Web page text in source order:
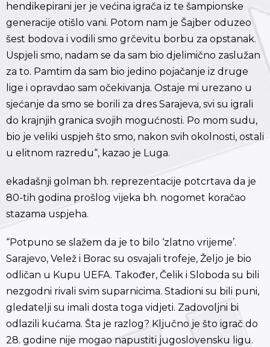
hendikepirani jer je većina igrača iz te šampionske
generacije otišlo vani. Potom nam je Šajber oduzeo
šest bodova i vodili smo grčevitu borbu za opstanak.
Uspjeli smo, nadam se da sam bio djelimično zaslužan
za to. Pamtim da sam bio jedino pojačanje iz druge
lige i opravdao sam očekivanja. Ostaje mi urezano u
sjećanje da smo se borili za dres Sarajeva, svi su igrali
do krajnjih granica svojih mogućnosti. Po mom sudu,
bio je veliki uspjeh što smo, nakon svih okolnosti, ostali
u elitnom razredu“, kazao je Luga.
ekadašnji golman bh. reprezentacije potcrtava da je
80-tih godina prošlog vijeka bh. nogomet koračao
stazama uspjeha.
“Potpuno se slažem da je to bilo ‘zlatno vrijeme’.
Sarajevo, Velež i Borac su osvajali trofeje, Željo je bio
odličan u Kupu UEFA. Također, Čelik i Sloboda su bili
nezgodni rivali svim suparnicima. Stadioni su bili puni,
gledatelji su imali dosta toga vidjeti. Zadovoljni bi
odlazili kućama. Šta je razlog? Ključno je što igrač do
28. godine nije mogao napustiti jugoslovensku ligu.